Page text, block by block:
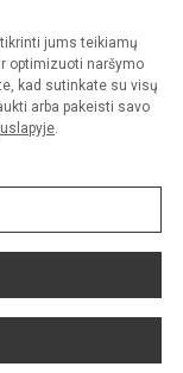
jums teikiamų
optimizuoti naršymo
kad sutinkate su visų
arba pakeisti savo
.
saugomos.
draudžiama.